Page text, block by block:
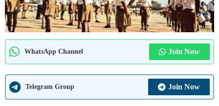
WhatsApp Channel Join Now
Telegram Group Join Now